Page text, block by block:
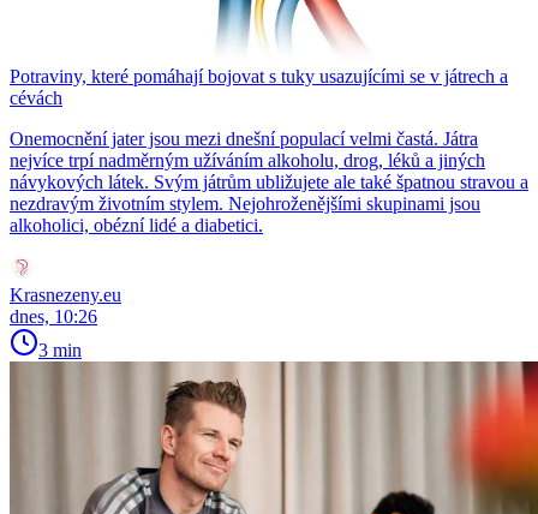
Potraviny, které pomáhají bojovat s tuky usazujícími se v játrech a
cévách
Onemocnění jater jsou mezi dnešní populací velmi častá. Játra
nejvíce trpí nadměrným užíváním alkoholu, drog, léků a jiných
návykových látek. Svým játrům ubližujete ale také špatnou stravou a
nezdravým životním stylem. Nejohroženějšími skupinami jsou
alkoholici, obézní lidé a diabetici.
Krasnezeny.eu
dnes, 10:26
3 min